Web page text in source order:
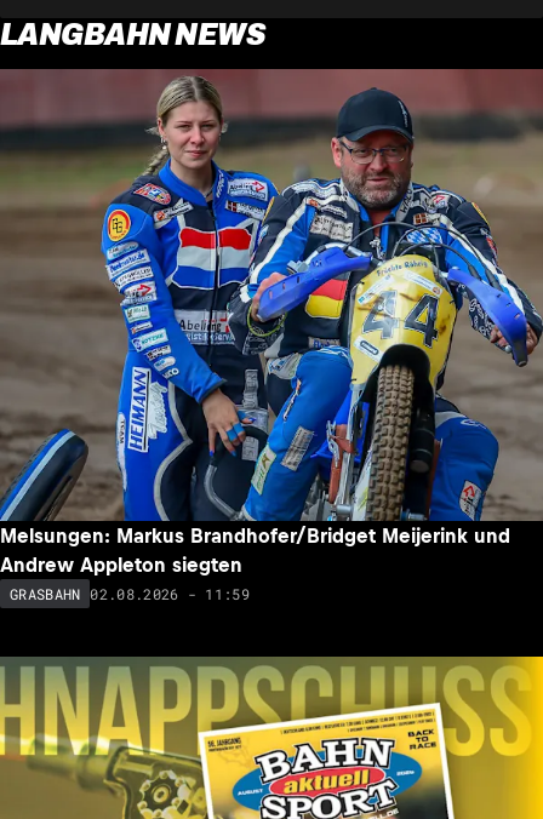
LANGBAHN NEWS
Melsungen: Markus Brandhofer/Bridget Meijerink und
Andrew Appleton siegten
GRASBAHN 02.08.2026 - 11:59